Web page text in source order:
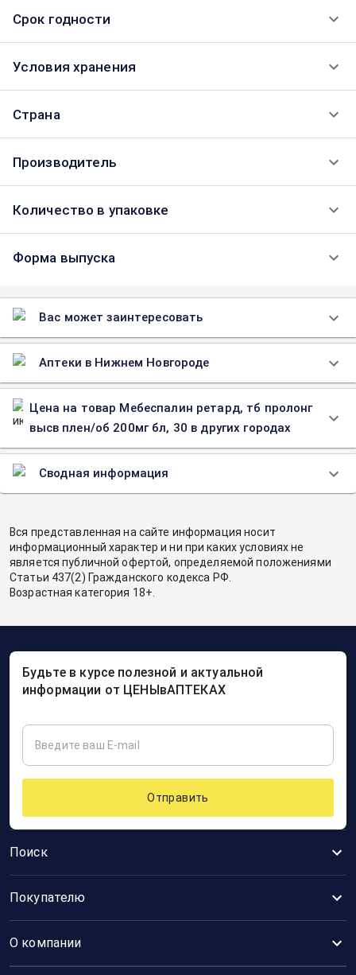
Срок годности
Условия хранения
Страна
Производитель
Количество в упаковке
Форма выпуска
Вас может заинтересовать
Аптеки в Нижнем Новгороде
Цена на товар Мебеспалин ретард, тб пролонг
высв плен/об 200мг бл, 30 в других городах
Сводная информация
Вся представленная на сайте информация носит
информационный характер и ни при каких условиях не
является публичной офертой, определяемой положениями
Статьи 437(2) Гражданского кодекса РФ.
Возрастная категория 18+.
Поиск
Покупателю
О компании
Будьте в курсе полезной и актуальной
информации от ЦЕНЫвАПТЕКАХ
Отправить